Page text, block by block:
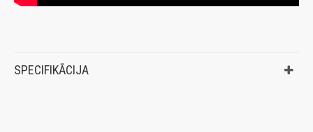
SPECIFIKĀCIJA